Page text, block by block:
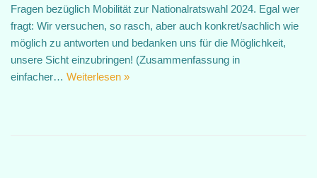
Fragen bezüglich Mobilität zur Nationalratswahl 2024. Egal wer
fragt: Wir versuchen, so rasch, aber auch konkret/sachlich wie
möglich zu antworten und bedanken uns für die Möglichkeit,
unsere Sicht einzubringen! (Zusammenfassung in
einfacher… Weiterlesen »